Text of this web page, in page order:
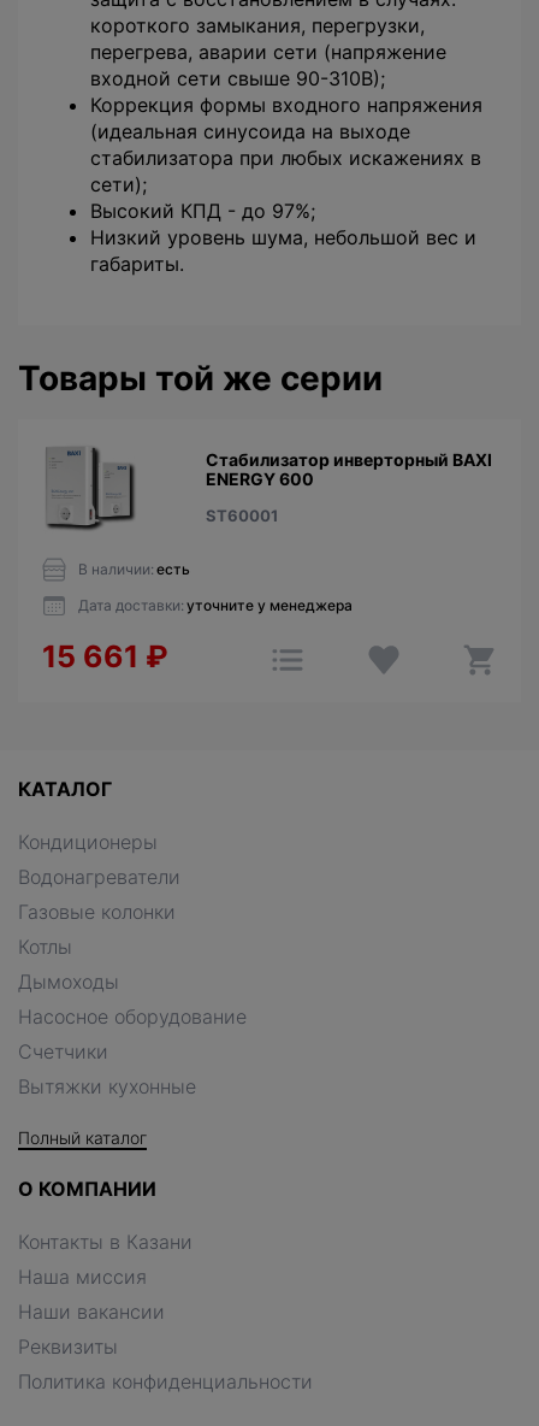
короткого замыкания, перегрузки,
перегрева, аварии сети (напряжение
входной сети свыше 90-310В);
Коррекция формы входного напряжения
(идеальная синусоида на выходе
стабилизатора при любых искажениях в
сети);
Высокий КПД - до 97%;
Низкий уровень шума, небольшой вес и
габариты.
Товары той же серии
Стабилизатор инверторный BAXI
ENERGY 600
ST60001
В наличии: есть
Дата доставки: уточните у менеджера
15 661 ₽
КАТАЛОГ
Кондиционеры
Водонагреватели
Газовые колонки
Котлы
Дымоходы
Насосное оборудование
Счетчики
Вытяжки кухонные
Полный каталог
О КОМПАНИИ
Контакты в Казани
Наша миссия
Наши вакансии
Реквизиты
Политика конфиденциальности